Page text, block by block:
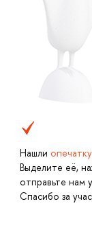
Нашли опечатку
Выделите её,
отправьте нам
Спасибо за